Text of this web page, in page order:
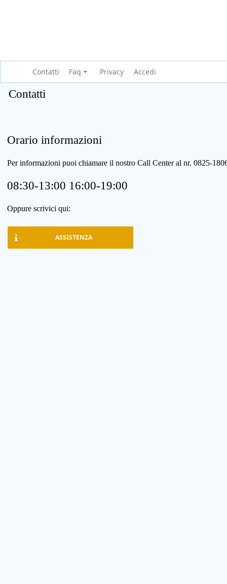
Contatti Faq Privacy Accedi
Contatti
Orario informazioni
Per informazioni puoi chiamare il nostro Call Center al nr. 0825-
08:30-13:00 16:00-19:00
Oppure scrivici qui:
ASSISTENZA